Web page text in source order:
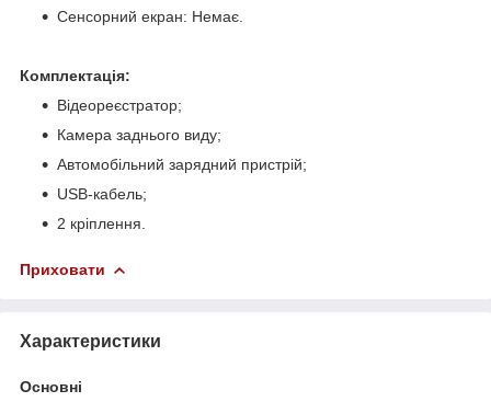
Сенсорний екран: Немає.
Комплектація:
Відеореєстратор;
Камера заднього виду;
Автомобільний зарядний пристрій;
USB-кабель;
2 кріплення.
Приховати
Характеристики
Основні